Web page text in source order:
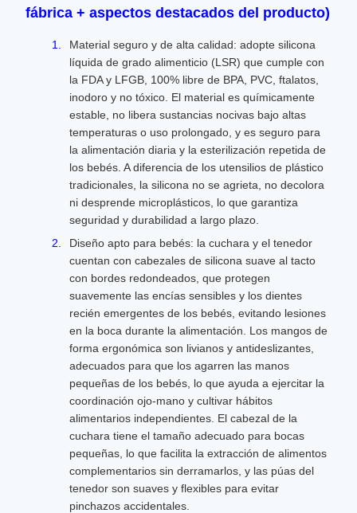
fábrica + aspectos destacados del producto)
Material seguro y de alta calidad: adopte silicona
líquida de grado alimenticio (LSR) que cumple con
la FDA y LFGB, 100% libre de BPA, PVC, ftalatos,
inodoro y no tóxico. El material es químicamente
estable, no libera sustancias nocivas bajo altas
temperaturas o uso prolongado, y es seguro para
la alimentación diaria y la esterilización repetida de
los bebés. A diferencia de los utensilios de plástico
tradicionales, la silicona no se agrieta, no decolora
ni desprende microplásticos, lo que garantiza
seguridad y durabilidad a largo plazo.
Diseño apto para bebés: la cuchara y el tenedor
cuentan con cabezales de silicona suave al tacto
con bordes redondeados, que protegen
suavemente las encías sensibles y los dientes
recién emergentes de los bebés, evitando lesiones
en la boca durante la alimentación. Los mangos de
forma ergonómica son livianos y antideslizantes,
adecuados para que los agarren las manos
pequeñas de los bebés, lo que ayuda a ejercitar la
coordinación ojo-mano y cultivar hábitos
alimentarios independientes. El cabezal de la
cuchara tiene el tamaño adecuado para bocas
pequeñas, lo que facilita la extracción de alimentos
complementarios sin derramarlos, y las púas del
tenedor son suaves y flexibles para evitar
pinchazos accidentales.